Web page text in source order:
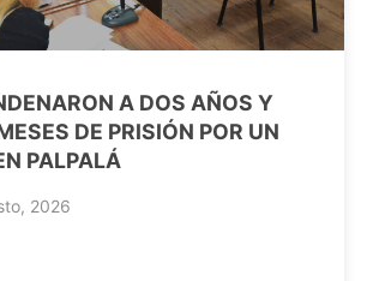
A DOS AÑOS Y
DE PRISIÓN POR UN
PALPALÁ
2026